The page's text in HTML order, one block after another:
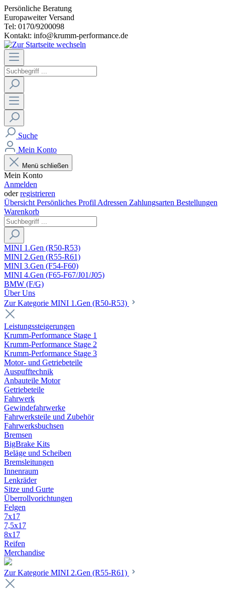
Persönliche Beratung
Europaweiter Versand
Tel: 0170/9200098
Kontakt: info@krumm-performance.de
Suche
Mein Konto
Menü schließen
Mein Konto
Anmelden
oderregistrieren
Übersicht Persönliches Profil Adressen Zahlungsarten Bestellungen
Warenkorb
MINI 1.Gen (R50-R53)
MINI 2.Gen (R55-R61)
MINI 3.Gen (F54-F60)
MINI 4.Gen (F65-F67/J01/J05)
BMW (F/G)
Über Uns
Zur Kategorie MINI 1.Gen (R50-R53)
Leistungssteigerungen
Krumm-Performance Stage 1
Krumm-Performance Stage 2
Krumm-Performance Stage 3
Motor- und Getriebeteile
Auspufftechnik
Anbauteile Motor
Getriebeteile
Fahrwerk
Gewindefahrwerke
Fahrwerksteile und Zubehör
Fahrwerksbuchsen
Bremsen
BigBrake Kits
Beläge und Scheiben
Bremsleitungen
Innenraum
Lenkräder
Sitze und Gurte
Überrollvorichtungen
Felgen
7x17
7,5x17
8x17
Reifen
Merchandise
Zur Kategorie MINI 2.Gen (R55-R61)